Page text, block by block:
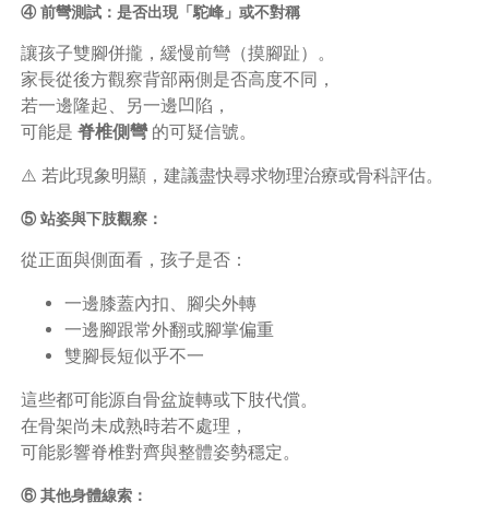
④ 前彎測試：是否出現「駝峰」或不對稱
讓孩子雙腳併攏，緩慢前彎（摸腳趾）。
家長從後方觀察背部兩側是否高度不同，
若一邊隆起、另一邊凹陷，
可能是 脊椎側彎的可疑信號。
⚠️ 若此現象明顯，建議盡快尋求物理治療或骨科評估。
⑤ 站姿與下肢觀察：
從正面與側面看，孩子是否：
一邊膝蓋內扣、腳尖外轉
一邊腳跟常外翻或腳掌偏重
雙腳長短似乎不一
這些都可能源自骨盆旋轉或下肢代償。
在骨架尚未成熟時若不處理，
可能影響脊椎對齊與整體姿勢穩定。
⑥ 其他身體線索：